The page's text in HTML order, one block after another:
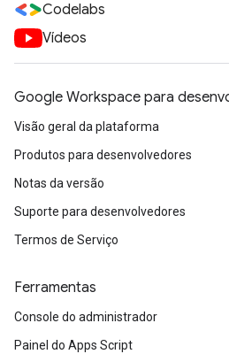
Codelabs
Vídeos
Google Workspace para
Visão geral da plataforma
Produtos para desenvolvedores
Notas da versão
Suporte para desenvolvedores
Termos de Serviço
Ferramentas
Console do administrador
Painel do Apps Script